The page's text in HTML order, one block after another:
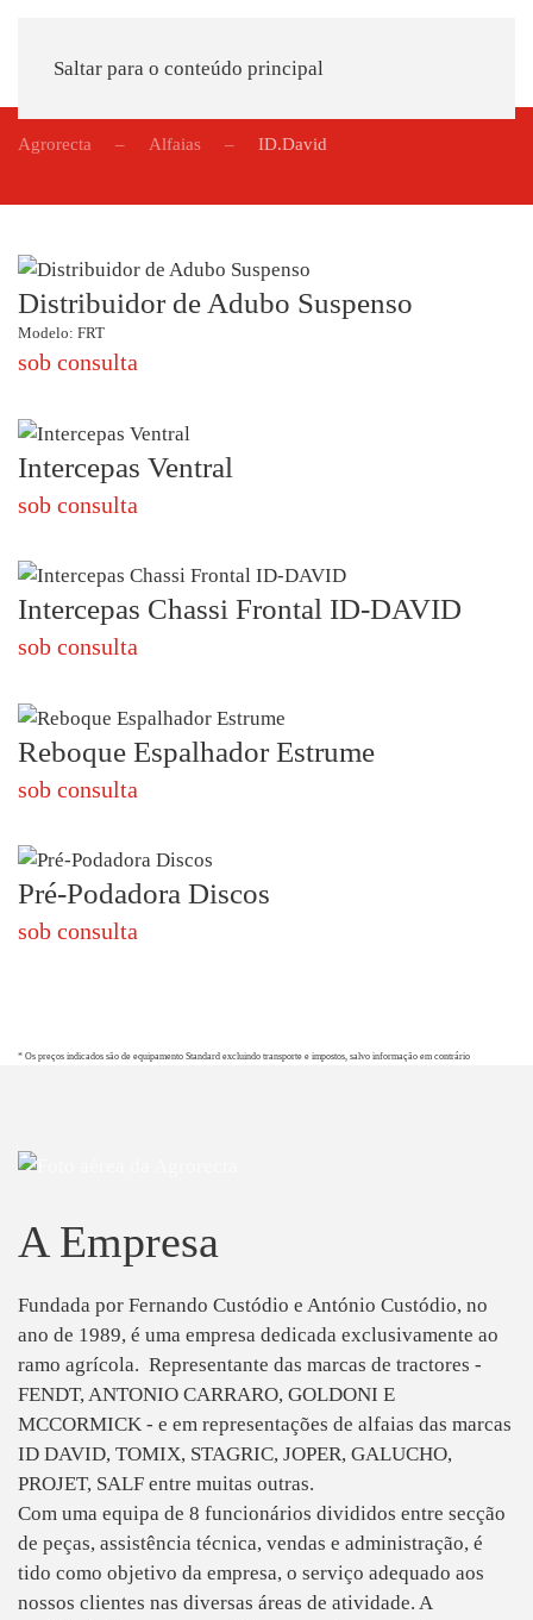
Saltar para o conteúdo principal
Agrorecta Alfaias ID.David
Distribuidor de Adubo Suspenso
Modelo: FRT
sob consulta
Intercepas Ventral
sob consulta
Intercepas Chassi Frontal ID-DAVID
sob consulta
Reboque Espalhador Estrume
sob consulta
Pré-Podadora Discos
sob consulta
* Os preços indicados são de equipamento Standard excluindo transporte e impostos, salvo informação em contrário
A Empresa
Fundada por Fernando Custódio e António Custódio, no
ano de 1989, é uma empresa dedicada exclusivamente ao
ramo agrícola. Representante das marcas de tractores -
FENDT, ANTONIO CARRARO, GOLDONI E
MCCORMICK - e em representações de alfaias das marcas
ID DAVID, TOMIX, STAGRIC, JOPER, GALUCHO,
PROJET, SALF entre muitas outras.
Com uma equipa de 8 funcionários divididos entre secção
de peças, assistência técnica, vendas e administração, é
tido como objetivo da empresa, o serviço adequado aos
nossos clientes nas diversas áreas de atividade. A